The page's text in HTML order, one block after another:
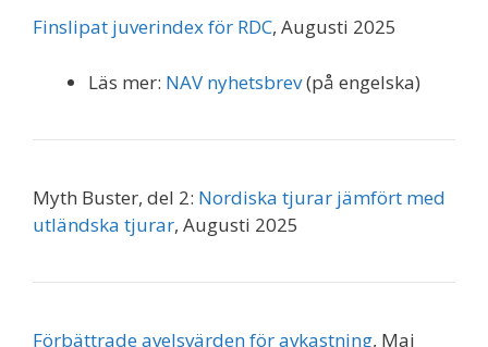
Finslipat juverindex för RDC, Augusti 2025
Läs mer: NAV nyhetsbrev(på engelska)
Myth Buster, del 2: Nordiska tjurar jämfört med
utländska tjurar, Augusti 2025
Förbättrade avelsvärden för avkastning, Maj